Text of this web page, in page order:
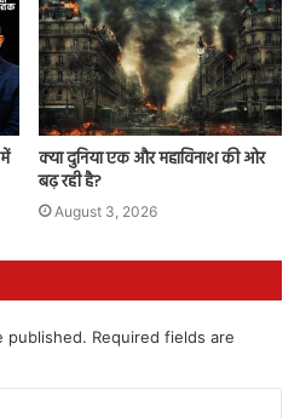
क्या दुनिया एक और महाविनाश की ओर
बढ़ रही है?
August 3, 2026
published. Required fields are